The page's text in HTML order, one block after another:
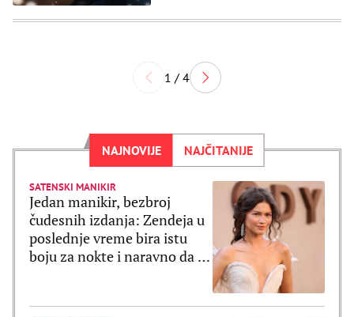
1 / 4
NAJNOVIJE NAJČITANIJE
SATENSKI MANIKIR
Jedan manikir, bezbroj
čudesnih izdanja: Zendeja u
poslednje vreme bira istu
boju za nokte i naravno da je